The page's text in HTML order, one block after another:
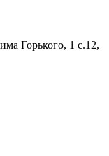
Горького, 1 c.12,